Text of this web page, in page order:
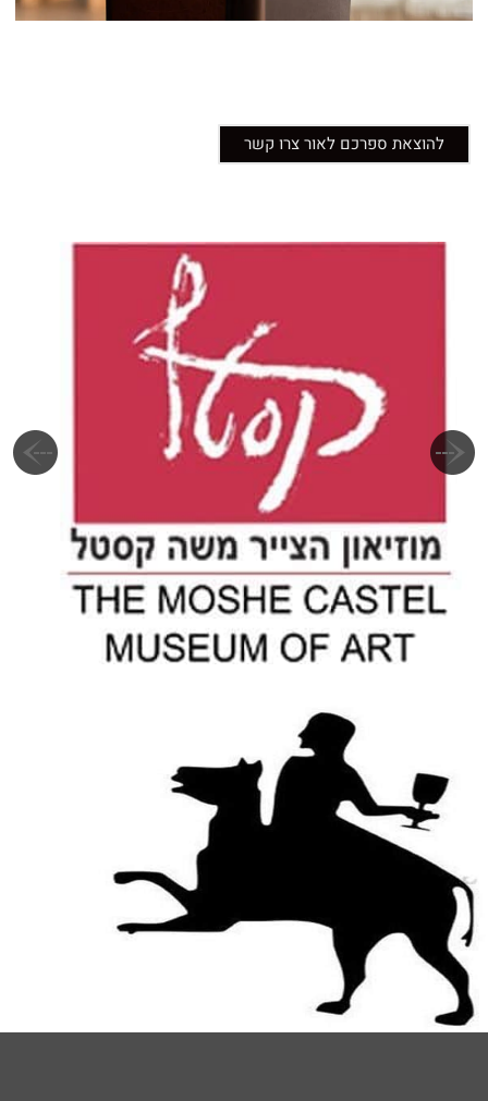
להוצאת ספרכם לאור צרו קשר